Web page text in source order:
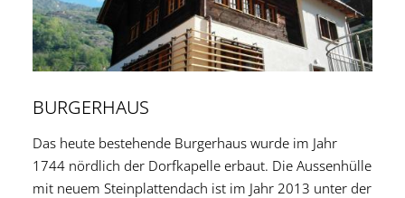
BURGERHAUS
Das heute bestehende Burgerhaus wurde im Jahr
1744 nördlich der Dorfkapelle erbaut. Die Aussenhülle
mit neuem Steinplattendach ist im Jahr 2013 unter der